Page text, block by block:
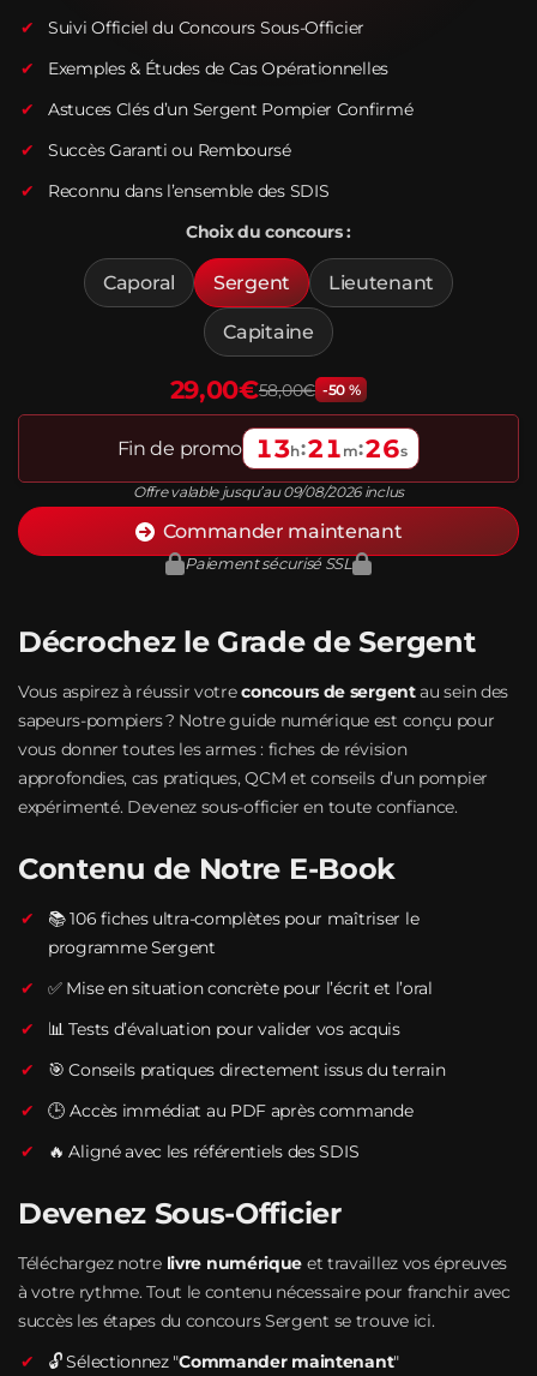
Suivi Officiel du Concours Sous-Officier
Exemples & Études de Cas Opérationnelles
Astuces Clés d’un Sergent Pompier Confirmé
Succès Garanti ou Remboursé
Reconnu dans l’ensemble des SDIS
Choix du concours :
Caporal Sergent Lieutenant
Capitaine
29,00€58,00€ -50 %
Fin de promo 13h:21 m:25s
Offre valable jusqu’au 09/08/2026 inclus
Commander maintenant
Paiement sécurisé SSL
Décrochez le Grade de Sergent
Vous aspirez à réussir votreconcours de sergentau sein des
sapeurs-pompiers ? Notre guide numérique est conçu pour
vous donner toutes les armes : fiches de révision
approfondies, cas pratiques, QCM et conseils d’un pompier
expérimenté. Devenez sous-officier en toute confiance.
Contenu de Notre E-Book
📚 106 fiches ultra-complètes pour maîtriser le
programme Sergent
✅ Mise en situation concrète pour l’écrit et l’oral
📊 Tests d’évaluation pour valider vos acquis
🎯 Conseils pratiques directement issus du terrain
🕒 Accès immédiat au PDF après commande
🔥 Aligné avec les référentiels des SDIS
Devenez Sous-Officier
Téléchargez notre livre numérique et travaillez vos épreuves
à votre rythme. Tout le contenu nécessaire pour franchir avec
succès les étapes du concours Sergent se trouve ici.
🔓 Sélectionnez "Commander maintenant"